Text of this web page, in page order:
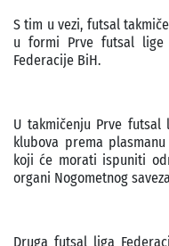
S tim u vezi, futsal
u formi Prve futsal lige
Federacije BiH.
U takmičenju Prve futsal
klubova prema
koji će morati ispuniti
organi Nogometnog
Druga futsal liga